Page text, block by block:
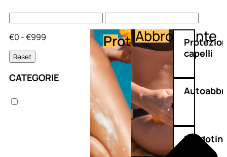
Protezione
Abbronzante
capelli
solare
€0 - €999
Reset
CATEGORIE